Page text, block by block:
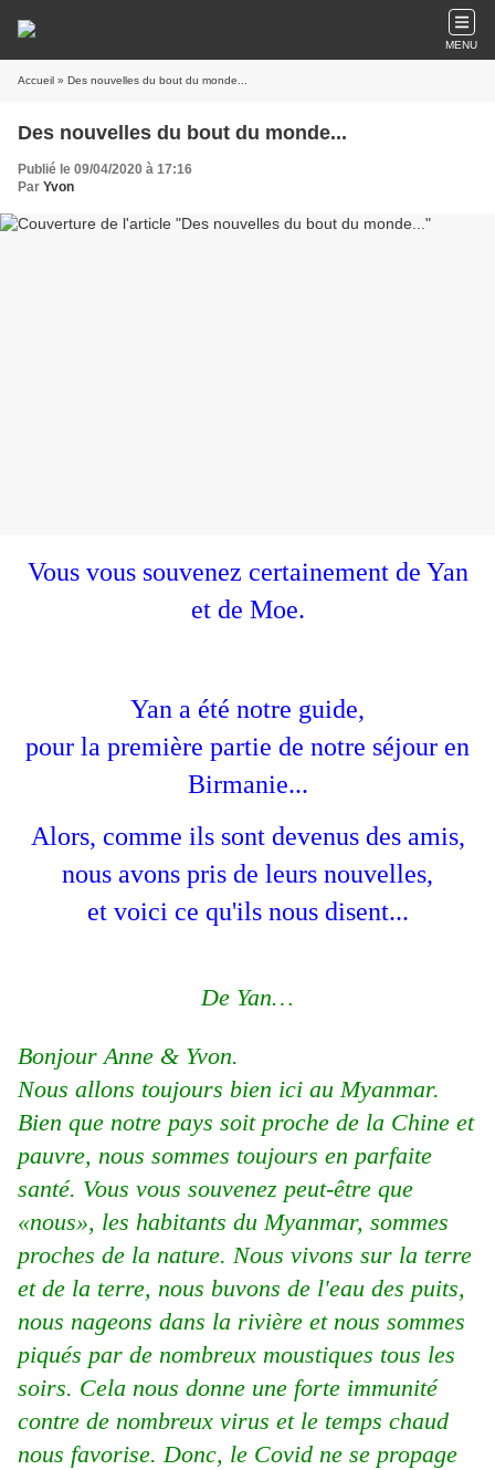
MENU
Accueil » Des nouvelles du bout du monde...
Des nouvelles du bout du monde...
Publié le 09/04/2020 à 17:16
Par Yvon
Vous vous souvenez certainement de Yan
et de Moe.
Yan a été notre guide,
pour la première partie de notre séjour en
Birmanie...
Alors, comme ils sont devenus des amis,
nous avons pris de leurs nouvelles,
et voici ce qu'ils nous disent...
De Yan…
Bonjour Anne & Yvon.
Nous allons toujours bien ici au Myanmar.
Bien que notre pays soit proche de la Chine et
pauvre, nous sommes toujours en parfaite
santé. Vous vous souvenez peut-être que
«nous», les habitants du Myanmar, sommes
proches de la nature. Nous vivons sur la terre
et de la terre, nous buvons de l'eau des puits,
nous nageons dans la rivière et nous sommes
piqués par de nombreux moustiques tous les
soirs. Cela nous donne une forte immunité
contre de nombreux virus et le temps chaud
nous favorise. Donc, le Covid ne se propage